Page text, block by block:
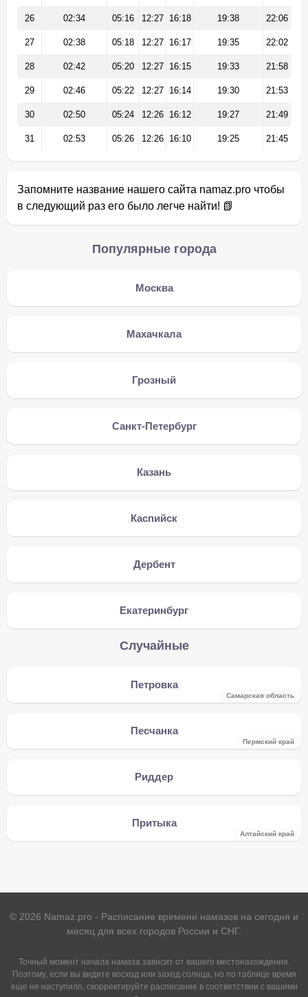
26 02:34 05:16 12:27 16:18 19:38 22:06
27 02:38 05:18 12:27 16:17 19:35 22:02
28 02:42 05:20 12:27 16:15 19:33 21:58
29 02:46 05:22 12:27 16:14 19:30 21:53
30 02:50 05:24 12:26 16:12 19:27 21:49
31 02:53 05:26 12:26 16:10 19:25 21:45
Запомните название нашего сайта namaz.pro чтобы
в следующий раз его было легче найти! 📗
Популярные города
Москва
Махачкала
Грозный
Санкт-Петербург
Казань
Каспийск
Дербент
Екатеринбург
Случайные
Петровка
Самарская область
Песчанка
Пермский край
Риддер
Притыка
Алтайский край
© 2026 Namaz.pro - Расписание времени намазов на сегодня и
месяц для всех городов России и СНГ.
Точный момент начала намаза зависит от вашего местонахождения.
Поэтому, если вы видите восход или заход солнца, но по таблице время
еще не наступило, скорректируйте расписание в соответствии с вашими